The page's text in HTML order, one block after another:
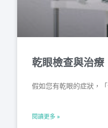
乾眼檢查與治療
閱讀更多 »